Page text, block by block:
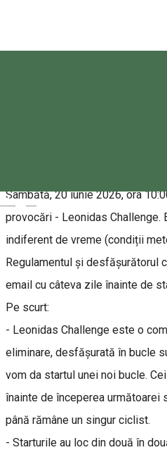
Magyar
Sâmbătă, 20 iunie 2026, ora
provocări - Leonidas Challenge.
indiferent de vreme (condiții
Regulamentul și desfășurătorul
email cu câteva zile înainte de
Pe scurt:
- Leonidas Challenge este o
eliminare, desfășurată în bucle
vom da startul unei noi bucle.
înainte de începerea următoarei
până rămâne un singur ciclist.
- Starturile au loc din două în